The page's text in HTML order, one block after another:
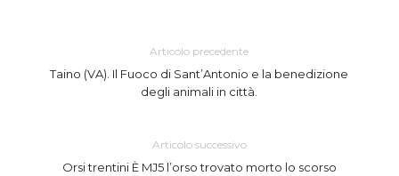
Articolo precedente
Taino (VA). Il Fuoco di Sant’Antonio e la benedizione
degli animali in città.
Articolo successivo
Orsi trentini È MJ5 l’orso trovato morto lo scorso